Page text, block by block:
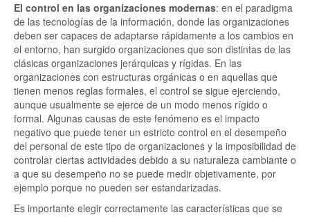
El control en las organizaciones modernas: en el paradigma
de las tecnologías de la información, donde las organizaciones
deben ser capaces de adaptarse rápidamente a los cambios en
el entorno, han surgido organizaciones que son distintas de las
clásicas organizaciones jerárquicas y rígidas. En las
organizaciones con estructuras orgánicas o en aquellas que
tienen menos reglas formales, el control se sigue ejerciendo,
aunque usualmente se ejerce de un modo menos rígido o
formal. Algunas causas de este fenómeno es el impacto
negativo que puede tener un estricto control en el desempeño
del personal de este tipo de organizaciones y la imposibilidad de
controlar ciertas actividades debido a su naturaleza cambiante o
a que su desempeño no se puede medir objetivamente, por
ejemplo porque no pueden ser estandarizadas.
Es importante elegir correctamente las características que se